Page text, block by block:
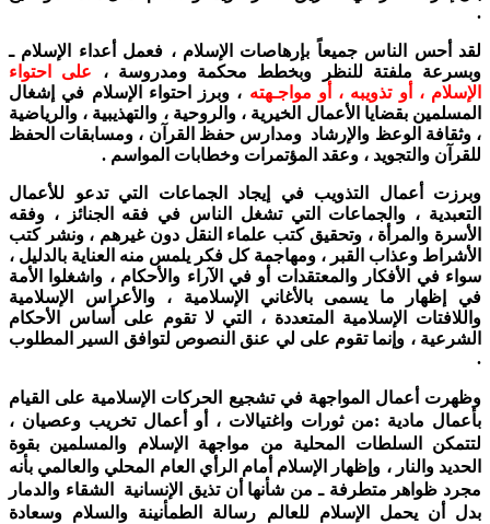
.
لقد أحس الناس جميعاً بإرهاصات الإسلام ، فعمل أعداء الإسلام ـ
وبسرعة ملفتة للنظر وبخطط محكمة ومدروسة ، على احتواء
الإسلام ، أو تذويبه ، أو مواجـهته ، وبرز احتواء الإسلام في إشغال
المسلمين بقضايا الأعمال الخيرية ، والروحية ، والتهذيبية ، والرياضية
، وثقافة الوعظ والإرشاد ومدارس حفظ القرآن ، ومسابقات الحفظ
للقرآن والتجويد ، وعقد المؤتمرات وخطابات المواسم .
وبرزت أعمال التذويب في إيجاد الجماعات التي تدعو للأعمال
التعبدية ، والجماعات التي تشغل الناس في فقه الجنائز ، وفقه
الأسرة والمرأة ، وتحقيق كتب علماء النقل دون غيرهم ، ونشر كتب
الأشراط وعذاب القبر ، ومهاجمة كل فكر يلمس منه العناية بالدليل ،
سواء في الأفكار والمعتقدات أو في الآراء والأحكام ، واشغلوا الأمة
في إظهار ما يسمى بالأغاني الإسلامية ، والأعراس الإسلامية
واللافتات الإسلامية المتعددة ، التي لا تقوم على أساس الأحكام
الشرعية ، وإنما تقوم على لي عنق النصوص لتوافق السير المطلوب
.
وظهرت أعمال المواجهة في تشجيع الحركات الإسلامية على القيام
بأعمال مادية :من ثورات واغتيالات ، أو أعمال تخريب وعصيان ،
لتتمكن السلطات المحلية من مواجهة الإسلام والمسلمين بقوة
الحديد والنار ، وإظهار الإسلام أمام الرأي العام المحلي والعالمي بأنه
مجرد ظواهر متطرفة ـ من شأنها أن تذيق الإنسانية الشقاء والدمار
بدل أن يحمل الإسلام للعالم رسالة الطمأنينة والسلام وسعادة